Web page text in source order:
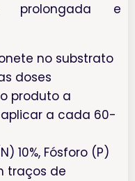
prolongada e
no substrato
doses
produto a
a cada 60-
10%, Fósforo (P)
traços de